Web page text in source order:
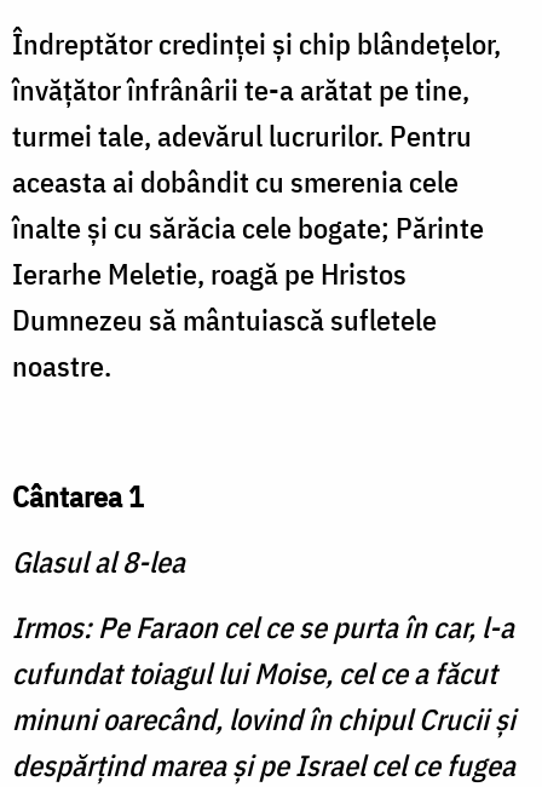
Îndreptător credinţei şi chip blândeţelor,
învăţător înfrânârii te-a arătat pe tine,
turmei tale, adevărul lucrurilor. Pentru
aceasta ai dobândit cu smerenia cele
înalte şi cu sărăcia cele bogate; Părinte
Ierarhe Meletie, roagă pe Hristos
Dumnezeu să mântuiască sufletele
noastre.
Cântarea 1
Glasul al 8-lea
Irmos: Pe Faraon cel ce se purta în car, l-a
cufundat toiagul lui Moise, cel ce a făcut
minuni oarecând, lovind în chipul Crucii şi
despărţind marea şi pe Israel cel ce fugea